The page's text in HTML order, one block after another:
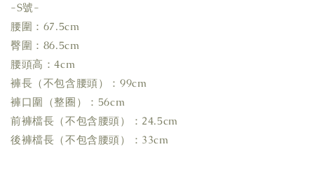
-S號-
腰圍：67.5cm
臀圍：86.5cm
腰頭高：4cm
褲長（不包含腰頭）：99cm
褲口圍（整圈）：56cm
前褲檔長（不包含腰頭）：24.5cm
後褲檔長（不包含腰頭）：33cm